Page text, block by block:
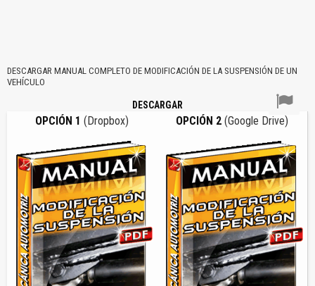
DESCARGAR MANUAL COMPLETO DE MODIFICACIÓN DE LA SUSPENSIÓN DE UN
VEHÍCULO
DESCARGAR
OPCIÓN 1 (Dropbox) OPCIÓN 2 (Google Drive)